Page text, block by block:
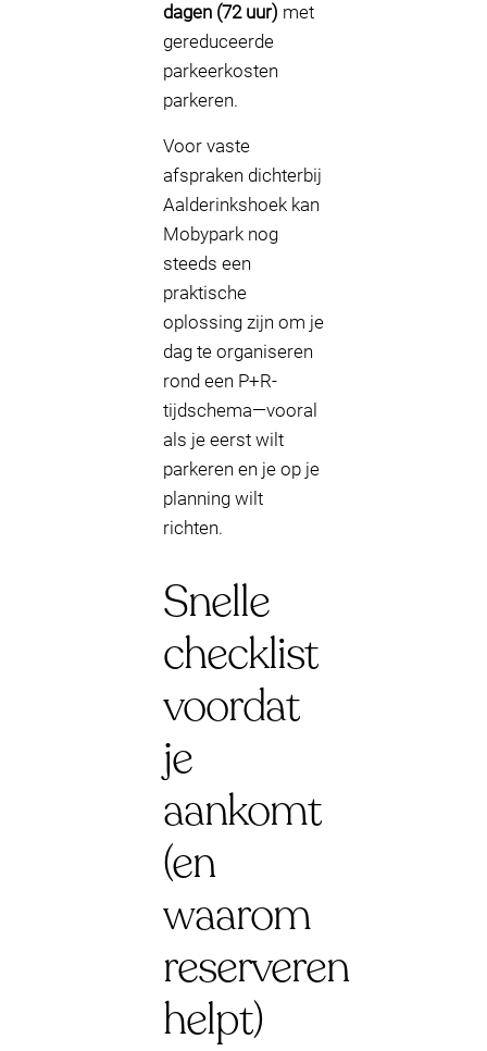
dagen (72 uur) met
gereduceerde
parkeerkosten
parkeren.
Voor vaste
afspraken dichterbij
Aalderinkshoek kan
Mobypark nog
steeds een
praktische
oplossing zijn om je
dag te organiseren
rond een P+R-
tijdschema—vooral
als je eerst wilt
parkeren en je op je
planning wilt
richten.
Snelle
checklist
voordat
je
aankomt
(en
waarom
reserveren
helpt)